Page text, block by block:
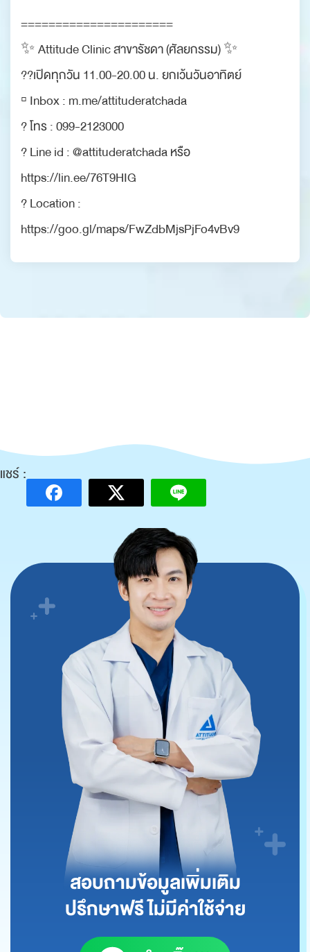
======================
✨ Attitude Clinic สาขารัชดา (ศัลยกรรม) ✨
??เปิดทุกวัน 11.00-20.00 น. ยกเว้นวันอาทิตย์
▫️ Inbox : m.me/attituderatchada
? โทร : 099-2123000
? Line id : @attituderatchada หรือ
https://lin.ee/76T9HIG
? Location :
https://goo.gl/maps/FwZdbMjsPjFo4vBv9
แชร์ :
สอบถามข้อมูลเพิ่มเติม
ปรึกษาฟรี ไม่มีค่าใช้จ่าย